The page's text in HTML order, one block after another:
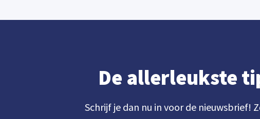
De allerleukste
Schrijf je dan nu in voor de nieuwsbrief!